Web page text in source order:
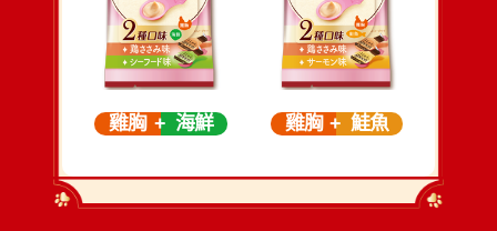
雞胸 海鮮 雞胸 鮭魚